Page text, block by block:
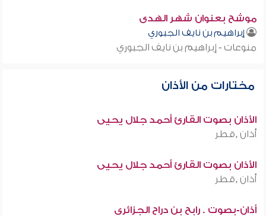
موشح بعنوان شهر الهدى
إبراهيم بن نايف الجبوري
منوعات - إبراهيم بن نايف الجبوري
مختارات من الأذان
الأذان بصوت القارئ أحمد جلال يحيى
أذان ,قطر
الأذان بصوت القارئ أحمد جلال يحيى
أذان ,قطر
أذان-بصوت . رابح بن دراح الجزائري